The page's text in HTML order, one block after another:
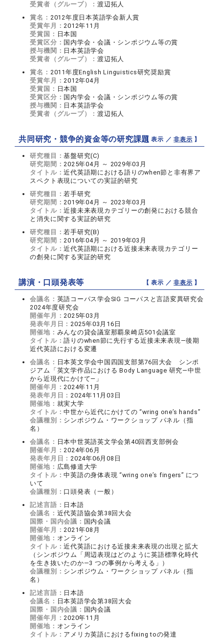
受賞者（グループ）：渡辺拓人
賞名： 2012年度日本英語学会新人賞
受賞年月：2012年11月
受賞国： 日本国
受賞区分： 国内学会・会議・シンポジウム等の賞
授与機関： 日本英語学会
受賞者（グループ）：渡辺拓人
賞名： 2011年度English Linguistics研究奨励賞
受賞年月：2012年04月
受賞国： 日本国
受賞区分： 国内学会・会議・シンポジウム等の賞
授与機関： 日本英語学会
受賞者（グループ）：渡辺拓人
共同研究・競争的資金等の研究課題【 表示 ／非表示 】
研究種目：基盤研究(C)
研究期間：2025年04月 ～ 2029年03月
タイトル：近代英語期における語りのwhen節と非有界ア
スペクト表現についての実証的研究
研究種目：若手研究
研究期間：2019年04月 ～ 2023年03月
タイトル：近接未来表現カテゴリーの創発における競合
と消失に関する実証的研究
研究種目：若手研究(B)
研究期間：2016年04月 ～ 2019年03月
タイトル：近代英語期における近接未来表現カテゴリー
の創発に関する実証的研究
講演・口頭発表等 【 表示 ／非表示 】
会議名： 英語コーパス学会SIG コーパスと言語変異研究会
2024年度研究会
開催年月：2025年03月
発表年月日：2025年03月16日
開催地： みんなの貸会議室那覇泉崎店501会議室
タイトル：語りのwhen節に先行する近接未来表現―後期
近代英語における変遷
会議名： 日本英文学会中国四国支部第76回大会 シンポ
ジアム「英文学作品における Body Language 研究―中世
から近現代にかけて―」
開催年月：2024年11月
発表年月日：2024年11月03日
開催地： 就実大学
タイトル：中世から近代にかけての “wring one’s hands”
会議種別： シンポジウム・ワークショップ パネル（指
名）
会議名： 日本中世英語英文学会第40回⻄支部例会
開催年月：2024年06月
発表年月日：2024年06月08日
開催地： 広島修道大学
タイトル：中英語の身体表現 “wring oneʼs fingers” につ
いて
会議種別： 口頭発表（一般）
記述言語： 日本語
会議名： 近代英語協会第38回大会
国際・国内会議： 国内会議
開催年月：2021年08月
開催地： オンライン
タイトル：近代英語における近接未来表現の出現と拡大
（シンポジウム「周辺表現はどのように英語標準化時代
を生き抜いたのか―3 つの事例から考える」）
会議種別： シンポジウム・ワークショップ パネル（指
名）
記述言語： 日本語
会議名： 日本英語学会第38回大会
国際・国内会議： 国内会議
開催年月：2020年11月
開催地： オンライン
タイトル： アメリカ英語におけるfixing toの発達